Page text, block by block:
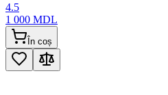
4.5
1 000 MDL
În coș